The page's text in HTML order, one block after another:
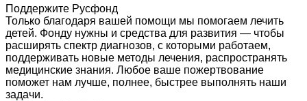
Поддержите Русфонд
Только благодаря вашей помощи мы помогаем лечить
детей. Фонду нужны и средства для развития — чтобы
расширять спектр диагнозов, с которыми работаем,
поддерживать новые методы лечения, распространять
медицинские знания. Любое ваше пожертвование
поможет нам лучше, полнее, быстрее выполнять наши
задачи.